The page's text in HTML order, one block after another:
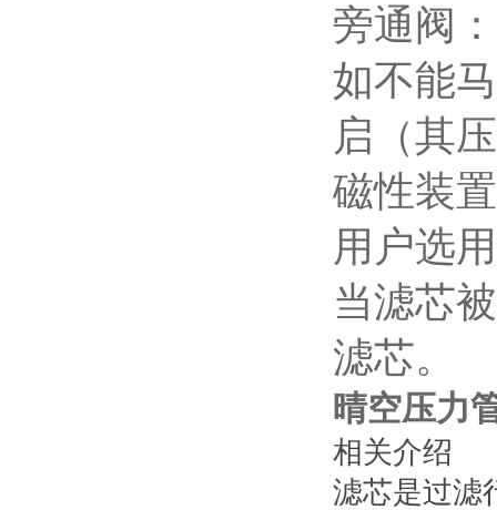
旁通阀
如不能
启（其
磁性装
用户选
当滤芯
滤芯。
晴空压力
相关介绍
滤芯是过滤